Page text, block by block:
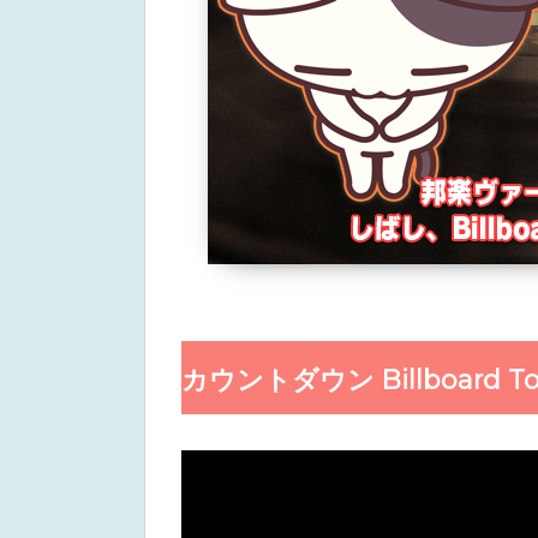
カウントダウン Billboard